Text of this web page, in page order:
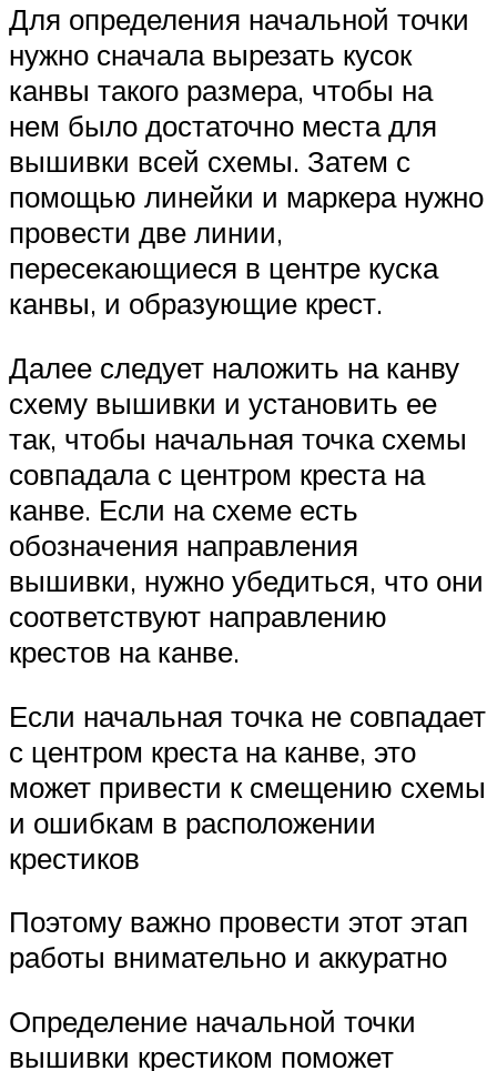
Для определения начальной точки
нужно сначала вырезать кусок
канвы такого размера, чтобы на
нем было достаточно места для
вышивки всей схемы. Затем с
помощью линейки и маркера нужно
провести две линии,
пересекающиеся в центре куска
канвы, и образующие крест.
Далее следует наложить на канву
схему вышивки и установить ее
так, чтобы начальная точка схемы
совпадала с центром креста на
канве. Если на схеме есть
обозначения направления
вышивки, нужно убедиться, что они
соответствуют направлению
крестов на канве.
Если начальная точка не совпадает
с центром креста на канве, это
может привести к смещению схемы
и ошибкам в расположении
крестиков
Поэтому важно провести этот этап
работы внимательно и аккуратно
Определение начальной точки
вышивки крестиком поможет